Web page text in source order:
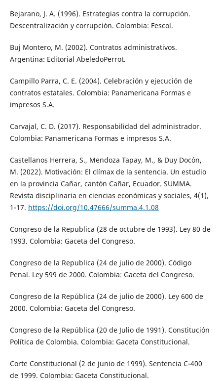
Bejarano, J. A. (1996). Estrategias contra la corrupción.
Descentralización y corrupción. Colombia: Fescol.
Buj Montero, M. (2002). Contratos administrativos.
Argentina: Editorial AbeledoPerrot.
Campillo Parra, C. E. (2004). Celebración y ejecución de
contratos estatales. Colombia: Panamericana Formas e
impresos S.A.
Carvajal, C. D. (2017). Responsabilidad del administrador.
Colombia: Panamericana Formas e impresos S.A.
Castellanos Herrera, S., Mendoza Tapay, M., & Duy Docón,
M. (2022). Motivación: El clímax de la sentencia. Un estudio
en la provincia Cañar, cantón Cañar, Ecuador. SUMMA.
Revista disciplinaria en ciencias económicas y sociales, 4(1),
1-17. https://doi.org/10.47666/summa.4.1.08
Congreso de la Republica (28 de octubre de 1993). Ley 80 de
1993. Colombia: Gaceta del Congreso.
Congreso de la Republica (24 de julio de 2000). Código
Penal. Ley 599 de 2000. Colombia: Gaceta del Congreso.
Congreso de la República (24 de julio de 2000). Ley 600 de
2000. Colombia: Gaceta del Congreso.
Congreso de la República (20 de Julio de 1991). Constitución
Política de Colombia. Colombia: Gaceta Constitucional.
Corte Constitucional (2 de junio de 1999). Sentencia C-400
de 1999. Colombia: Gaceta Constitucional.